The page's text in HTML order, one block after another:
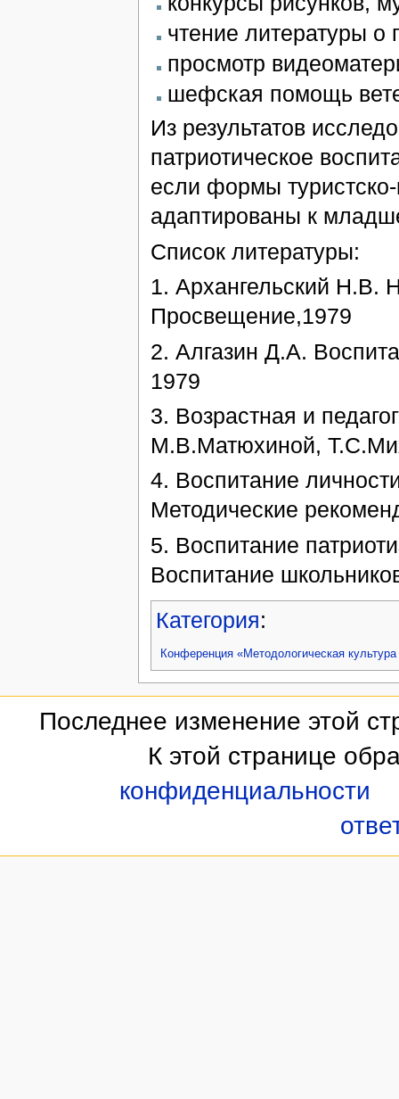
чтение литературы о
просмотр
шефская помощь
Из результатов
патриотическое
если формы туристско-
адаптированы к
Список литературы:
1. Архангельский Н.В.
Просвещение,1979
2. Алгазин Д.А.
1979
3. Возрастная и
М.В.Матюхиной,
4. Воспитание
Методические
5. Воспитание
Воспитание
Категория:
Конференция «Методологическая
Последнее изменение этой
К этой странице
конфиденциальности